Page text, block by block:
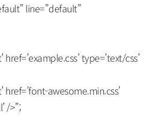
line=”default”
type=’text/css’
href=’font-awesome.min.css’
/>”;